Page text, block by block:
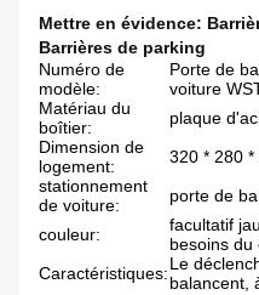
Mettre en évidence:
Barrières de parking
Numéro de
modèle:
Porte de
voiture
Matériau du
boîtier:
plaque
Dimension de
logement:
320 * 280
stationnement
de voiture:
porte de
couleur:
facultatif
besoins du
Caractéristiques:Le
balancent,